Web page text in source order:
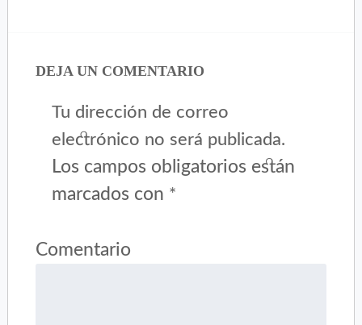
DEJA UN COMENTARIO
Tu dirección de correo
electrónico no será publicada.
Los campos obligatorios están
marcados con *
Comentario